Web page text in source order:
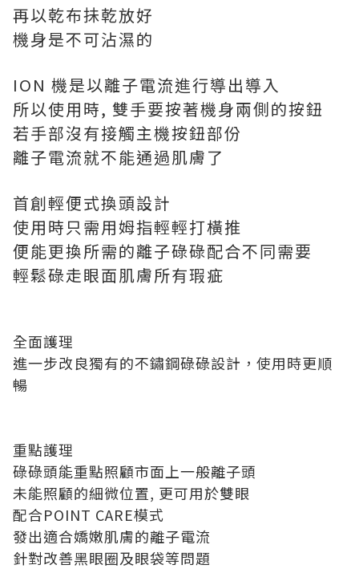
再以乾布抺乾放好
機身是不可沾濕的
ION 機是以離子電流進行導出導入
所以使用時, 雙手要按著機身兩側的按鈕
若手部沒有接觸主機按鈕部份
離子電流就不能通過肌膚了
首創輕便式換頭設計
使用時只需用姆指輕輕打橫推
便能更換所需的離子碌碌配合不同需要
輕鬆碌走眼面肌膚所有瑕疵
全面護理
進一步改良獨有的不鏽鋼碌碌設計，使用時更順
暢
重點護理
碌碌頭能重點照顧市面上一般離子頭
未能照顧的細微位置, 更可用於雙眼
配合POINT CARE模式
發出適合嬌嫩肌膚的離子電流
針對改善黑眼圈及眼袋等問題